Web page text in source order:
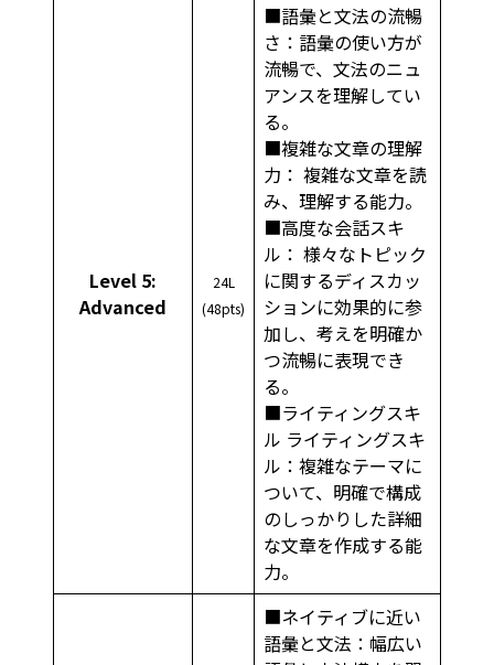
Level 5:
Advanced
24L
(48pts)
■語彙と文法の流暢
さ：語彙の使い方が
流暢で、文法のニュ
アンスを理解してい
る。
■複雑な文章の理解
力： 複雑な文章を読
み、理解する能力。
■高度な会話スキ
ル： 様々なトピック
に関するディスカッ
ションに効果的に参
加し、考えを明確か
つ流暢に表現でき
る。
■ライティングスキ
ル ライティングスキ
ル：複雑なテーマに
ついて、明確で構成
のしっかりした詳細
な文章を作成する能
力。
■ネイティブに近い
語彙と文法：幅広い